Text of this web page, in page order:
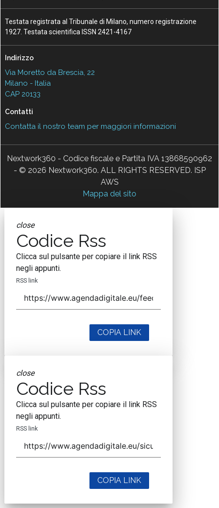
Testata registrata al Tribunale di Milano, numero registrazione
1927. Testata scientifica ISSN 2421-4167
Indirizzo
Via Moretto da Brescia, 22
Milano - Italia
CAP 20133
Contatti
Contatta il nostro team per maggiori informazioni
Nextwork360 - Codice fiscale e Partita IVA 13868590962
- © 2026 Nextwork360. ALL RIGHTS RESERVED. ISP
AWS
Mappa del sito
close
Codice Rss
Clicca sul pulsante per copiare il link RSS
negli appunti.
RSS link
COPIA LINK
close
Codice Rss
Clicca sul pulsante per copiare il link RSS
negli appunti.
RSS link
COPIA LINK